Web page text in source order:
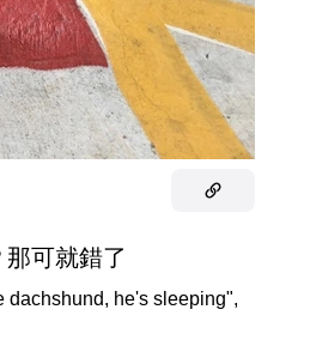
可就錯了
dachshund, he's sleeping",